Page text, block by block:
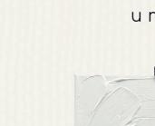
100%